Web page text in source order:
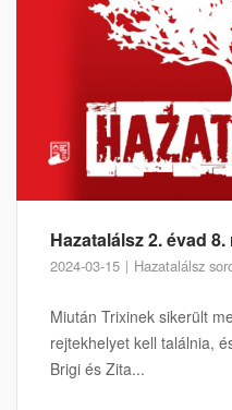
Hazatalálsz 2. évad
2024-03-15 Hazatalálsz
Miután Trixinek sikerült
rejtekhelyet kell találnia,
Brigi és Zita...